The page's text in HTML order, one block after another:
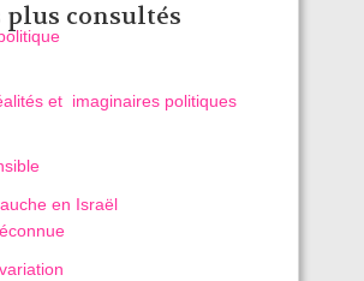
consultés
et imaginaires politiques
en Israël